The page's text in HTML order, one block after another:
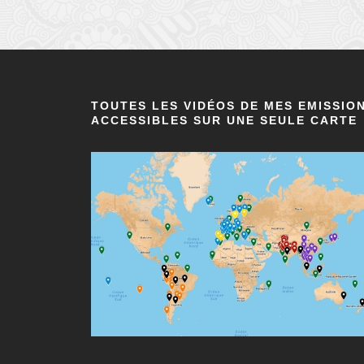
TOUTES LES VIDÉOS DE MES
ACCESSIBLES SUR UNE SEULE CARTE